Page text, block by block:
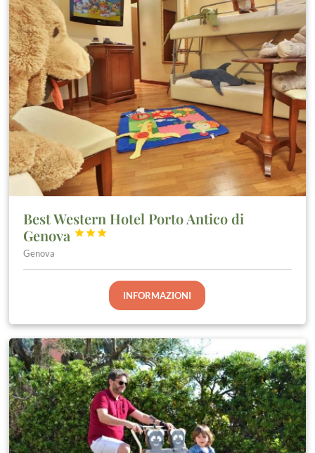
Best Western Hotel Porto Antico di
Genova



Genova
INFORMAZIONI